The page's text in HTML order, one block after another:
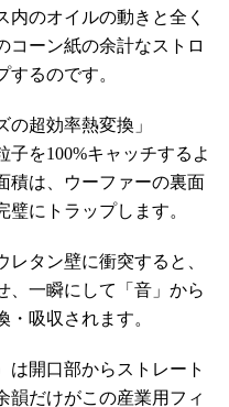
内のオイルの動きと全く
コーン紙の余計なストロ
るのです。
超効率熱変換」
を100%キャッチするよ
積は、ウーファーの裏面
にトラップします。
タン壁に衝突すると、
、一瞬にして「音」から
・吸収されます。
は開口部からストレート
韻だけがこの産業用フィ